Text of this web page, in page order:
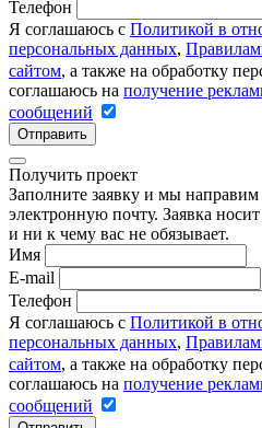
Телефон
Я соглашаюсь с Политикой в
персональных данных,
сайтом, а также на обработку
соглашаюсь на получение
сообщений
Отправить
Получить проект
Заполните заявку и мы
электронную почту. Заявка
и ни к чему вас не обязывает.
Имя
E-mail
Телефон
Я соглашаюсь с Политикой в
персональных данных,
сайтом, а также на обработку
соглашаюсь на получение
сообщений